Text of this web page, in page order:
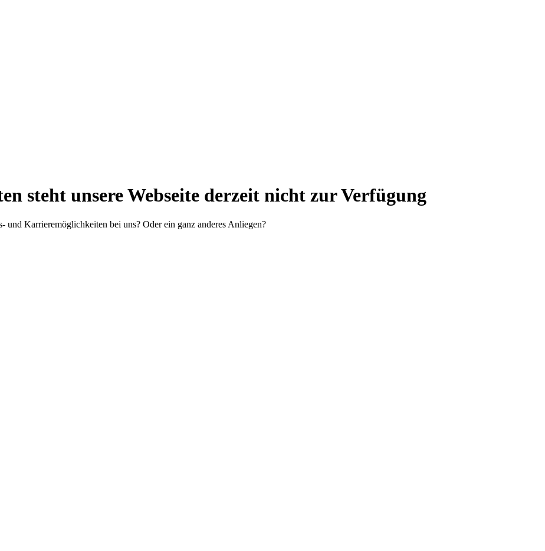
steht unsere Webseite derzeit nicht zur Verfügung
und Karrieremöglichkeiten bei uns? Oder ein ganz anderes Anliegen?